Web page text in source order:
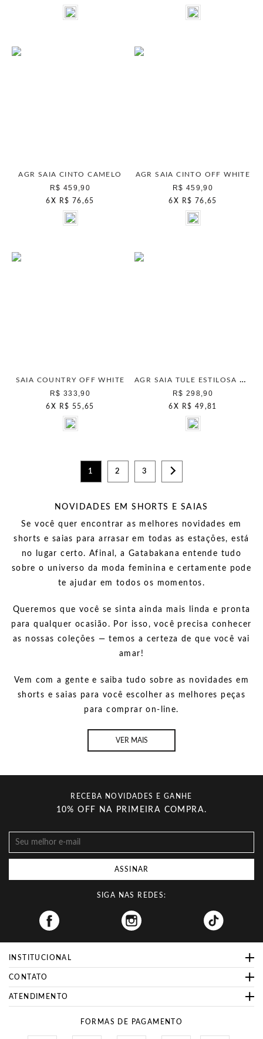
AGR SAIA CINTO CAMELO
R$ 459,90
6X R$ 76,65
AGR SAIA CINTO OFF WHITE
R$ 459,90
6X R$ 76,65
SAIA COUNTRY OFF WHITE
R$ 333,90
6X R$ 55,65
AGR SAIA TULE ESTILOSA MAIS GATA PRETO
R$ 298,90
6X R$ 49,81
1 2 3
NOVIDADES EM SHORTS E SAIAS
Se você quer encontrar as melhores novidades em
shorts e saias para arrasar em todas as estações, está
no lugar certo. Afinal, a Gatabakana entende tudo
sobre o universo da moda feminina e certamente pode
te ajudar em todos os momentos.
Queremos que você se sinta ainda mais linda e pronta
para qualquer ocasião. Por isso, você precisa conhecer
as nossas coleções — temos a certeza de que você vai
amar!
Vem com a gente e saiba tudo sobre as novidades em
shorts e saias para você escolher as melhores peças
para comprar on-line.
VER MAIS
RECEBA NOVIDADES E GANHE
10% OFF NA PRIMEIRA COMPRA.
ASSINAR
SIGA NAS REDES:
Facebook
INSTITUCIONAL
CONTATO
ATENDIMENTO
FORMAS DE PAGAMENTO